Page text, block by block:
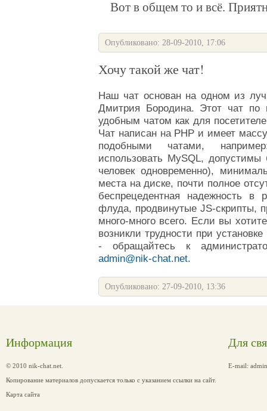
Вот в общем то и всё.
Опубликовано: 28-09-2010, 17:06
Хочу такой же чат!
Наш чат основан на одном из
Дмитрия Бородина. Этот чат по
удобным чатом как для
Чат написан на PHP и имеет
подобными чатами,
использовать MySQL,
человек одновременно),
места на диске, почти полное
беспрецедентная надежность в
флуда, продвинутые JS-скрипты,
много-много всего. Если вы
возникли трудности при
-обращайтесь к
admin@nik-chat.net.
Опубликовано: 27-09-2010, 13:36
Информация
© 2010 nik-chat.net.
Копирование материалов допускается только с указанием ссылки на сайт.
Карта сайта
Для
E-mail: